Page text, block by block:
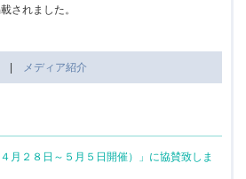
されました。
| メディア紹介
月２８日～５月５日開催）」に協賛致しま